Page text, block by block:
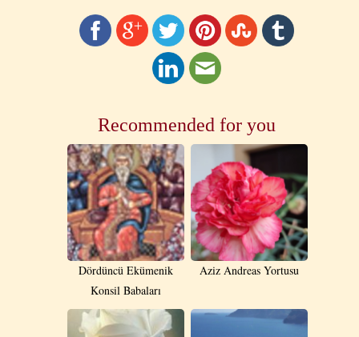
Recommended for you
Dördüncü Ekümenik
Konsil Babaları
Aziz Andreas Yortusu